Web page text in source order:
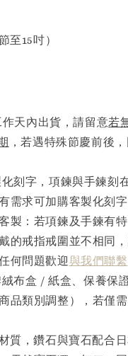
至15吋）
天內出貨，請留意若
，若遇特殊節慶前後
刻字，項鍊與手鍊刻
需求可加購客製化刻字
製：若項鍊及手鍊有
的戒指戒圍並不相同
何問題歡迎與我們聯繫
布盒 / 紙盒、保養保
品類別調整），若僅
質，鑽石與寶石配合